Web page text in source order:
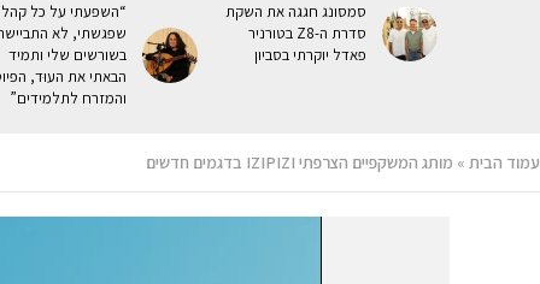
סמסונג חגגה את השקת
סדרת ה-Z8 בטורניר
פאדל יוקרתי בסביון
“השפעתי על כל קהל
שפגשתי, לא
בשורשים שלי ותמיד
הבאתי את העוּד,
והמזרח לתלמידים”
עמוד הבית » מותג המשקפיים הצרפתי IZIPIZI‏ בדגמים חדשים